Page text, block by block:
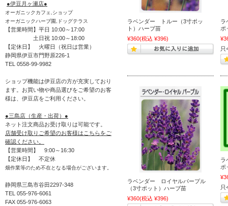
ラベンダー トルー（3寸ポッ
ト）ハーブ苗
¥360(税込 ¥396)
ラ
ポ
只
ラベンダー ロイヤルパープル
（3寸ポット）ハーブ苗
¥360(税込 ¥396)
ラ
ポ
只
●伊豆月ヶ瀬店●
オーガニックカフェ,ショップ
オーガニックハーブ園,ドッグテラス
【営業時間】平日 10:00～17:00
土日祝 10:00～18:00
【定休日】 火曜日（祝日は営業）
静岡県伊豆市門野原226-1
TEL 0558-99-9982
ショップ機能は伊豆店の方が充実しており
ます。お買い物や商品選びをご希望のお客
様は、伊豆店をご利用ください。
●三島店（生産・出荷）●
ネット注文商品お受け取りは可能です。
店舗受け取りご希望のお客様はこちらをご
確認ください。
【営業時間】 9:00～16:30
【定休日】 不定休
畑作業等のため不在となる場合がございます。
静岡県三島市谷田2297-348
TEL 055-976-6061
FAX 055-976-6063